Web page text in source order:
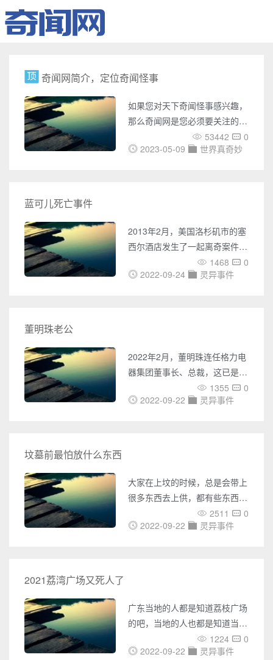
奇闻网简介，定位奇闻怪事
如果您对天下奇闻怪事感兴趣，
那么奇闻网是您必须要关注的网
站。奇闻网是一个专门介绍世界
各地奇闻怪事的网站，它涵盖了
面，它的内容极为丰富，涉及面
广，为您带来了无数神秘之旅。
在奇闻网上，您可以了解各种国
内外UFO事件的报道，包括
时，奇闻网还收集了大量未解之
谜的
53442
0
2023-05-09
世界真奇妙
蓝可儿死亡事件
2013年2月，美国洛杉矶市的塞
西尔酒店发生了一起离奇案件，
一位加拿大华裔女孩，离奇溺死
在酒店楼顶的水箱中。而酒店楼
感觉到这件案子有些离奇，这到
底是一起凶杀案害死自杀，死者
是死于意外还是灵异事件？今天
就有笔者带你重温这件诡异的失
1468
0
2022-09-24
灵异事件
董明珠老公
2022年2月，董明珠连任格力电
器集团董事长、总裁，这已是她
第四次连任。在董明珠的带领
下，格力已拥有2000多家门
2019年，董明珠位列全球最具
影响力女性第44位。2021年，
董明珠位列中国最具影响力的商
界女性榜第二位，并在中国品牌
1355
0
2022-09-22
灵异事件
坟墓前最怕放什么东西
大家在上坟的时候，总是会带上
很多东西去上供，都有些东西对
于坟墓的风水是非常不利的，一
旦风水不好，对子孙后代的运势
最怕放什么东西1、最怕垃圾废
弃物坟墓风水不宜有各种污秽之
物，因为长期没有人打理，坟地
上很容易出现垃圾，越堆越多。
2511
0
2022-09-22
灵异事件
2021荔湾广场又死人了
广东当地的人都是知道荔枝广场
的吧，当地的人也都是知道当地
流传的灵异事件的，但是版本都
是不一样的，也是有着很多的人
1224
0
2022-09-22
灵异事件